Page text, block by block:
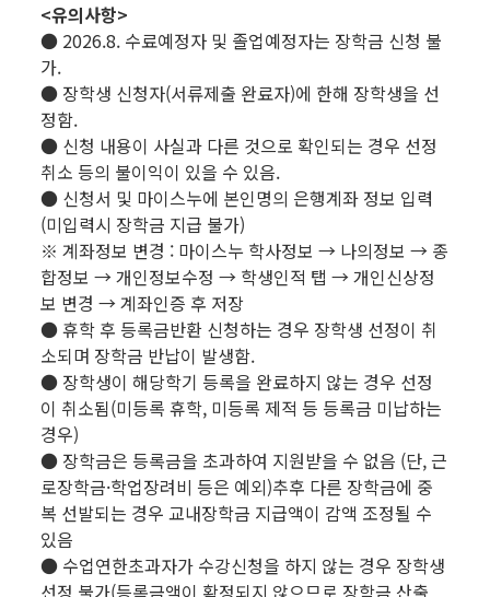
<유의사항>
● 2026.8. 수료예정자 및 졸업예정자는 장학금 신청 불
가.
● 장학생 신청자(서류제출 완료자)에 한해 장학생을 선
정함.
● 신청 내용이 사실과 다른 것으로 확인되는 경우 선정
취소 등의 불이익이 있을 수 있음.
● 신청서 및 마이스누에 본인명의 은행계좌 정보 입력
(미입력시 장학금 지급 불가)
※ 계좌정보 변경 : 마이스누 학사정보 → 나의정보 → 종
합정보 → 개인정보수정 → 학생인적 탭 → 개인신상정
보 변경 → 계좌인증 후 저장
● 휴학 후 등록금반환 신청하는 경우 장학생 선정이 취
소되며 장학금 반납이 발생함.
● 장학생이 해당학기 등록을 완료하지 않는 경우 선정
이 취소됨(미등록 휴학, 미등록 제적 등 등록금 미납하는
경우)
● 장학금은 등록금을 초과하여 지원받을 수 없음 (단, 근
로장학금·학업장려비 등은 예외)추후 다른 장학금에 중
복 선발되는 경우 교내장학금 지급액이 감액 조정될 수
있음
● 수업연한초과자가 수강신청을 하지 않는 경우 장학생
선정 불가(등록금액이 확정되지 않으므로 장학금 산출